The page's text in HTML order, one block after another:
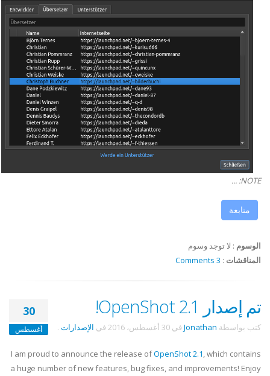
NOTE: ...
متابعة
الوسوم : لا توجد وسوم
المناقشات :
3 Comments
30
أغسطس
تم إصدار OpenShot 2.1!
كتب بواسطة Jonathan في 30 أغسطس، 2016 في الإصدارات .
I am proud to announce the release ofOpenShot 2.1, which contains
a huge number of new features, bug fixes, and improvements! Enjoy